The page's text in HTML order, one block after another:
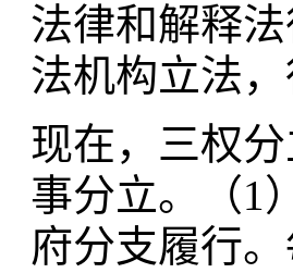
法律和解释
法机构立法
现在，三权
事分立。（1
府分支履行